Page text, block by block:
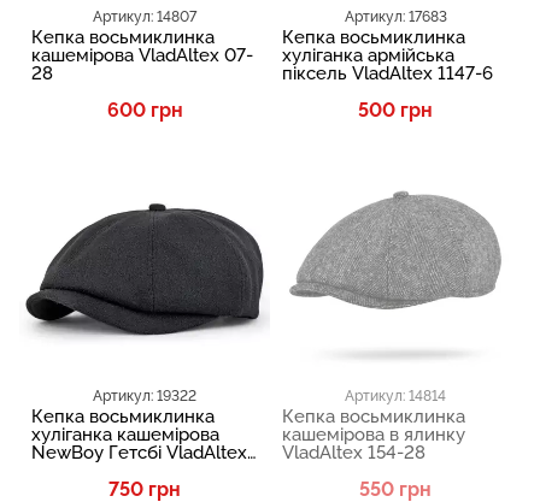
Артикул: 14807
Кепка восьмиклинка
кашемірова VladAltex 07-
28
600 грн
Артикул: 19322
Кепка восьмиклинка
хуліганка кашемірова
NewBoy Гетсбі VladAltex
750 грн
Артикул: 17683
Кепка восьмиклинка
хуліганка армійська
піксель VladAltex 1147-6
500 грн
Артикул: 14814
Кепка восьмиклинка
кашемірова в ялинку
VladAltex 154-28
550 грн